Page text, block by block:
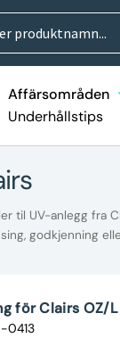
Affärsområden
Underhållstips
til UV-anlegg fra
godkjenning
för Clairs OZ/
0413